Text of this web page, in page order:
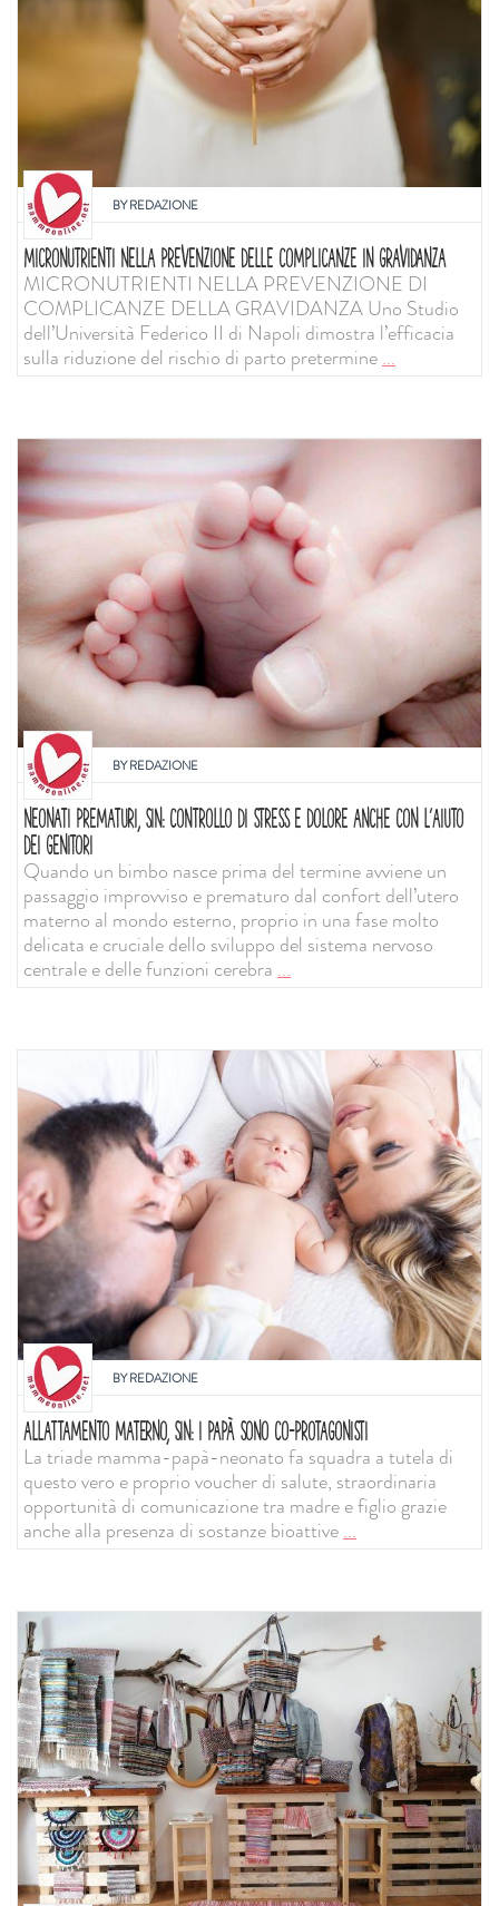
BYREDAZIONE
MICRONUTRIENTI NELLA PREVENZIONE DELLE COMPLICANZE IN GRAVIDANZA
MICRONUTRIENTI NELLA PREVENZIONE DI
COMPLICANZE DELLA GRAVIDANZA Uno Studio
dell’Università Federico II di Napoli dimostra l’efficacia
sulla riduzione del rischio di parto pretermine...
BYREDAZIONE
NEONATI PREMATURI, SIN: CONTROLLO DI STRESS E DOLORE ANCHE CON L'AIUTO
DEI GENITORI
Quando un bimbo nasce prima del termine avviene un
passaggio improvviso e prematuro dal confort dell’utero
materno al mondo esterno, proprio in una fase molto
delicata e cruciale dello sviluppo del sistema nervoso
centrale e delle funzioni cerebra...
BYREDAZIONE
ALLATTAMENTO MATERNO, SIN: I PAPÀ SONO CO-PROTAGONISTI
La triade mamma-papà-neonato fa squadra a tutela di
questo vero e proprio voucher di salute, straordinaria
opportunità di comunicazione tra madre e figlio grazie
anche alla presenza di sostanze bioattive...